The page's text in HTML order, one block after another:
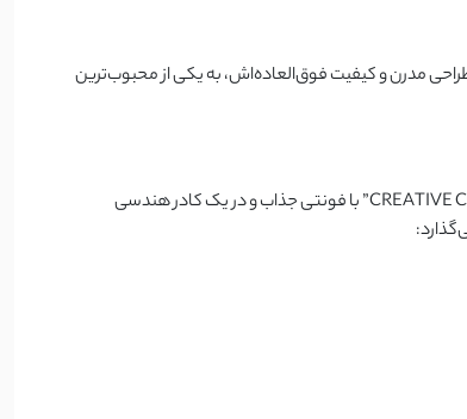
مدرن و کیفیت فوق‌العاده‌اش، به یکی از محبوب‌ترین
اولین چیزی که در نگاه اول شما را مجذوب می‌کند، طراحی مینیمال و در عین حال هوشمندانه این تیشرت است. چاپ کلمه “BREAK” به همراه عبارت “CREATIVE COLLECTIVE” با فونتی جذاب و در یک کادر هندسی